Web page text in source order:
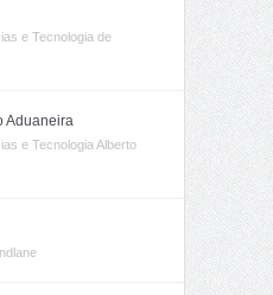
e Tecnologia de
Aduaneira
e Tecnologia Alberto